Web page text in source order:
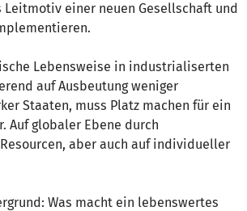
Leitmotiv einer neuen Gesellschaft und
Lebensweise in industrialiserten
auf Ausbeutung weniger
Staaten, muss Platz machen für ein
Auf globaler Ebene durch
aber auch auf individueller
Was macht ein lebenswertes